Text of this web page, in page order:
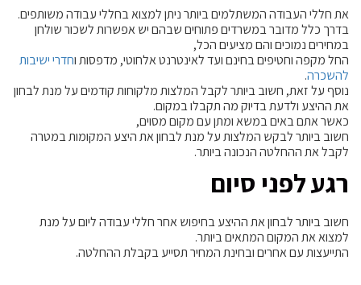
את חללי העבודה המשתלמים ביותר ניתן למצוא בחללי עבודה משותפים.
בדרך כלל מדובר במשרדים פתוחים שבהם יש אפשרות לשכור שולחן
במחירים נמוכים והם מציעים הכל,
החל מקפה וחטיפים בחינם ועד לאינטרנט אלחוטי, מדפסות וחדרי ישיבות
להשכרה.
נוסף על זאת, חשוב ביותר לקבל המלצות מלקוחות קודמים על מנת לבחון
את ההיצע ולדעת בדיוק מה תקבלו במקום.
כאשר אתם באים במשא ומתן עם מקום מסוים,
חשוב ביותר לבקש המלצות על מנת לבחון את היצע המקומות במטרה
לקבל את ההחלטה הנכונה ביותר.
רגע לפני סיום
חשוב ביותר לבחון את ההיצע בחיפוש אחר חללי עבודה ליום על מנת
למצוא את המקום המתאים ביותר.
התייעצות עם אחרים ובחינת המחיר תסייע בקבלת ההחלטה.